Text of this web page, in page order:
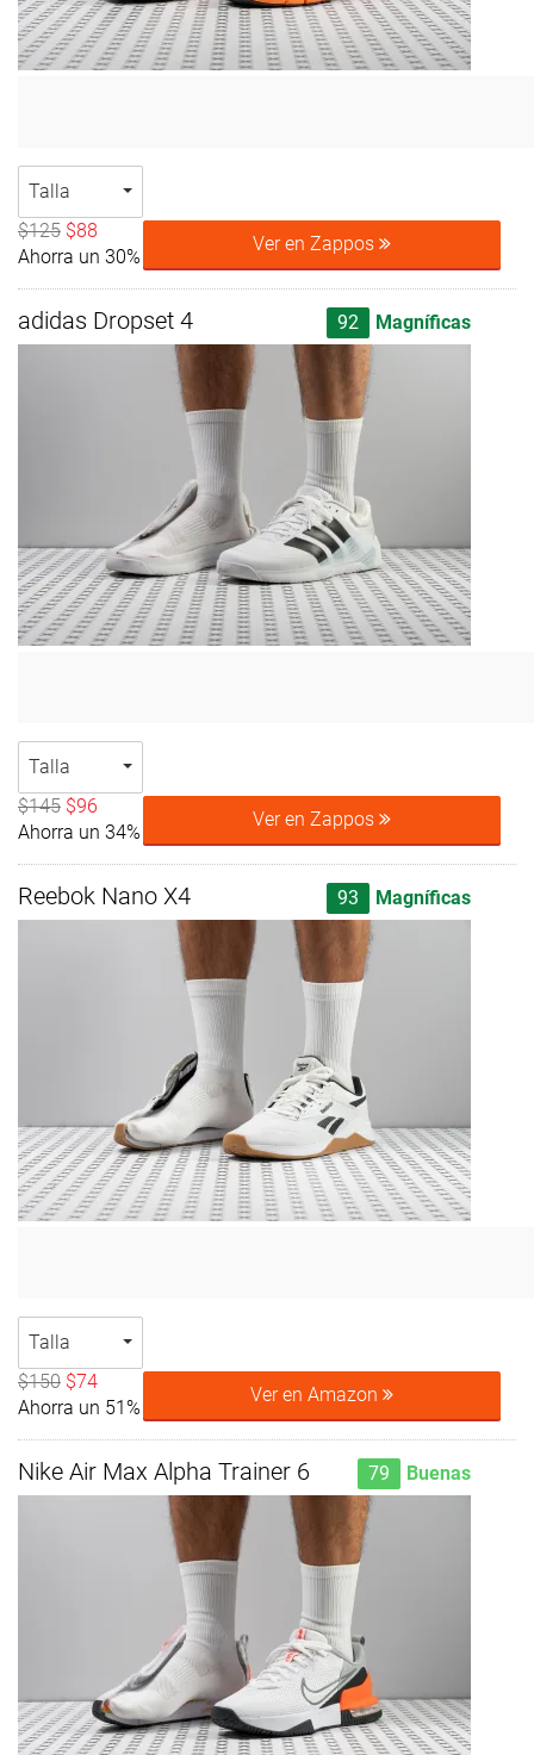
Talla
$125 $88
Ahorra un 30%
Ver en Zappos
adidas Dropset 4 92 Magníficas
Talla
$145 $96
Ahorra un 34%
Ver en Zappos
Reebok Nano X4 93 Magníficas
Talla
$150 $74
Ahorra un 51%
Ver en Amazon
Nike Air Max Alpha Trainer 6 79 Buenas